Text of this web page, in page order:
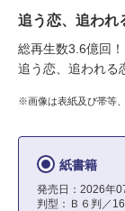
追う恋、追われ
総再生数3.6億回
追う恋、追われる
※画像は表紙及び帯等
紙書籍
発売日：2026年
判型：Ｂ６判／